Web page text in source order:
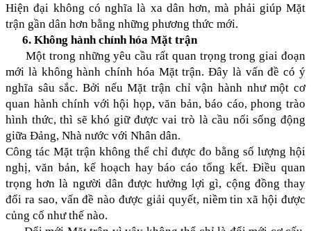
Hiện đại không có nghĩa là xa dân hơn, mà phải giúp Mặt
trận gần dân hơn bằng những phương thức mới.
6. Không hành chính hóa Mặt trận
Một trong những yêu cầu rất quan trọng trong giai đoạn
mới là không hành chính hóa Mặt trận. Đây là vấn đề có ý
nghĩa sâu sắc. Bởi nếu Mặt trận chỉ vận hành như một cơ
quan hành chính với hội họp, văn bản, báo cáo, phong trào
hình thức, thì sẽ khó giữ được vai trò là cầu nối sống động
giữa Đảng, Nhà nước với Nhân dân.
Công tác Mặt trận không thể chỉ được đo bằng số lượng hội
nghị, văn bản, kế hoạch hay báo cáo tổng kết. Điều quan
trọng hơn là người dân được hưởng lợi gì, cộng đồng thay
đổi ra sao, vấn đề nào được giải quyết, niềm tin xã hội được
củng cố như thế nào.